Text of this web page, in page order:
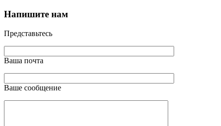
Напишите нам
Представьтесь
Ваша почта
Ваше сообщение